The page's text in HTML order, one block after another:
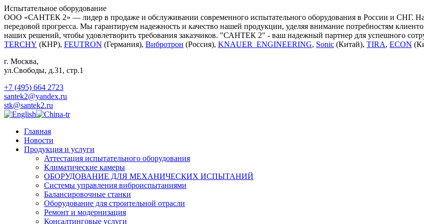
Испытательное оборудование
ООО «САНТЕК 2» — лидер в продаже и обслуживании современного испытательного оборудования в России и СНГ.
передовой прогресса. Мы гарантируем надежность и качество нашей продукции, уделяя внимание потребностям
наших решений, чтобы удовлетворить требования заказчиков. "САНТЕК 2" - ваш надежный партнер для успешного
TERCHY (КНР), FEUTRON (Германия), Вибротрон (Россия), KNAUER_ENGINEERING, Sonic (Китай), TIRA, ECON
г. Москва,
ул.Свободы, д.31, стр.1
+7 (495) 664 2723
santek2@yandex.ru
stk@santek2.ru
Главная
Новости
Продукция и услуги
Аттестация испытательного оборудования
Климатические камеры
ОБОРУДОВАНИЕ ДЛЯ МЕХАНИЧЕСКИХ ИСПЫТАНИЙ
Системы управления виброиспытаниями
Балансировочные станки
Оборудование для строительной отрасли
Ремонт и модернизация
Консалтинговые услуги